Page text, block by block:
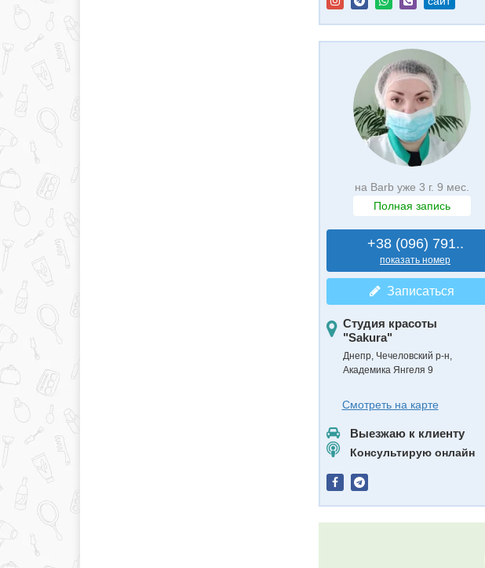
на Barb уже 3 г. 9 мес.
Полная запись
+38 (096) 791..
показать номер
Записаться
Студия красоты
"Sakura"
Днепр, Чечеловский р-н,
Академика Янгеля 9
Смотреть на карте
Выезжаю к клиенту
Консультирую онлайн